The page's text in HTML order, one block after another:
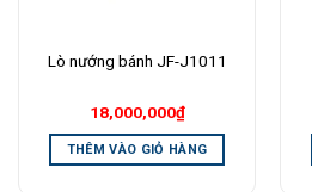
Lò nướng bánh JF-J1011
18,000,000₫
THÊM VÀO GIỎ HÀNG